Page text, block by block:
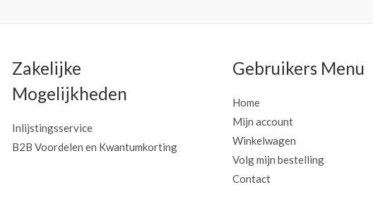
Zakelijke
Mogelijkheden
Inlijstingsservice
B2B Voordelen en Kwantumkorting
Gebruikers Menu
Home
Mijn account
Winkelwagen
Volg mijn bestelling
Contact